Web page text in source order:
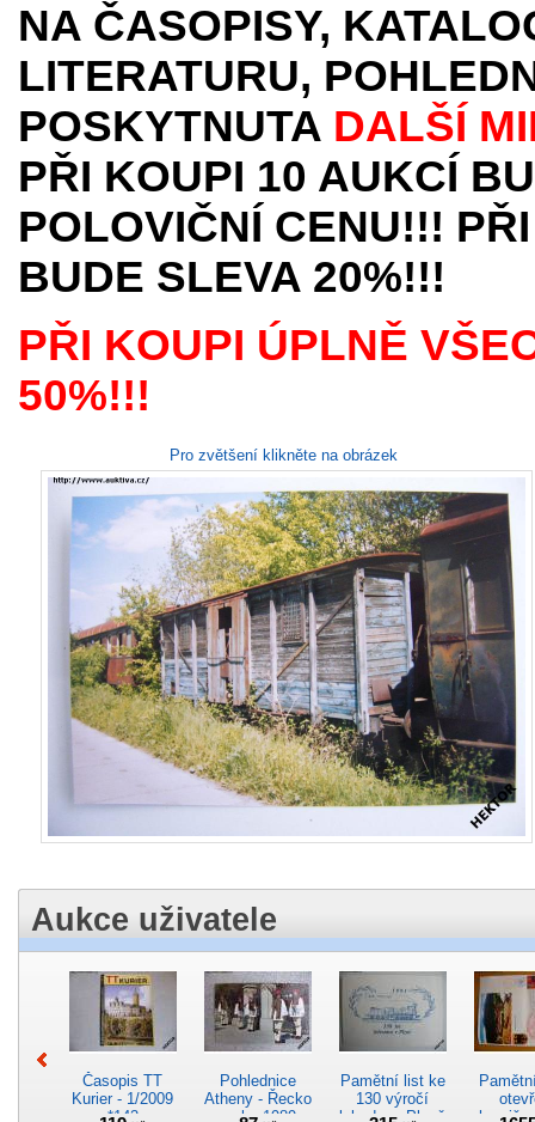
NA ČASOPISY,
LITERATURU,
POSKYTNUTA DALŠÍ
PŘI KOUPI 10 AUKCÍ
POLOVIČNÍ CENU!!!
BUDE SLEVA 20%!!!
PŘI KOUPI ÚPLNĚ
50%!!!
Pro zvětšení klikněte na obrázek
Aukce uživatele
Časopis TT
Kurier - 1/2009
*142
Pohlednice
Atheny - Řecko
z roku 1989.
Pamětní list ke
130 výročí
lokodepa Plzeň